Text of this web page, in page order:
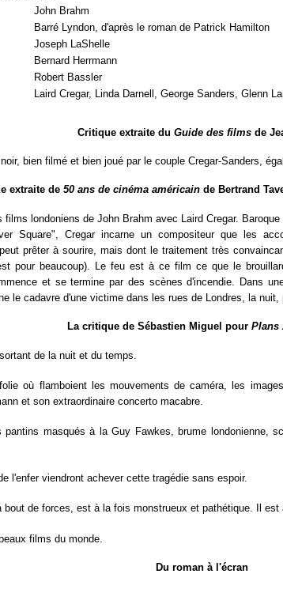
John Brahm
Barré Lyndon, d'après le roman de Patrick Hamilton
Joseph LaShelle
Bernard Herrmann
Robert Bassler
Laird Cregar, Linda Darnell, George Sanders, Glenn
Critique extraite duGuide des films de
bien filmé et bien joué par le couple Cregar-Sanders,
extraite de50 ans de cinéma américain de Bertrand
films londoniens de John Brahm avec Laird Cregar.
Square", Cregar incarne un compositeur que les
prêter à sourire, mais dont le traitement très
pour beaucoup). Le feu est à ce film ce que le
et se termine par des scènes d'incendie. Dans
le cadavre d'une victime dans les rues de Londres, la
La critique de Sébastien Miguel pour Plans
de la nuit et du temps.
où flamboient les mouvements de caméra, les
et son extraordinaire concerto macabre.
pantins masqués à la Guy Fawkes, brume londonienne,
l'enfer viendront achever cette tragédie sans espoir.
bout de forces, est à la fois monstrueux et pathétique. Il est
films du monde.
Du roman à l'écran